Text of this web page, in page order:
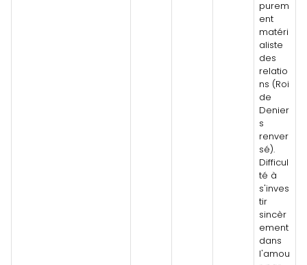
purem
ent
matéri
aliste
des
relatio
ns (Roi
de
Denier
s
renver
sé).
Difficul
té à
s'inves
tir
sincèr
ement
dans
l'amou